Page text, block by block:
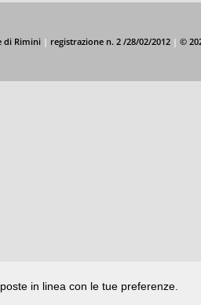
di Rimini | registrazione n. 2 /28/02/2012 | ©
in linea con le tue preferenze.